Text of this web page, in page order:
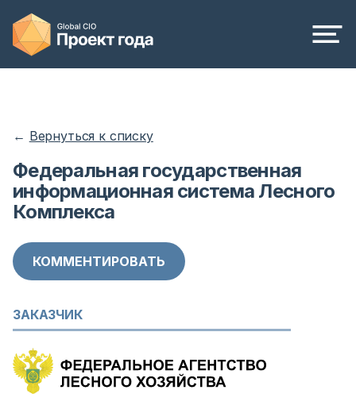
← Вернуться к списку
Федеральная государственная
информационная система Лесного
Комплекса
КОММЕНТИРОВАТЬ
ЗАКАЗЧИК